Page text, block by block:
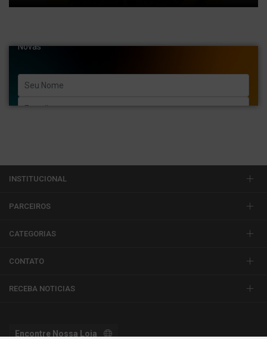
Entre em contato conosco e saiba mais
Novas
INSTITUCIONAL
PARCEIROS
CATEGORIAS
CONTATO
RECEBA NOTICIAS
Encontre Nossa Loja